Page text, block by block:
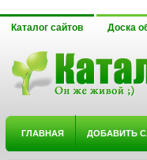
Каталог сайтов Доска
ГЛАВНАЯ ДОБАВИТЬ